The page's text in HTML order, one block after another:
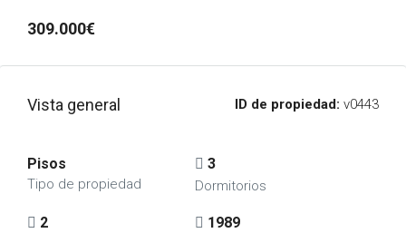
309.000€
Vista general ID de propiedad: v0443
Pisos
Tipo de propiedad
3
Dormitorios
2 1989